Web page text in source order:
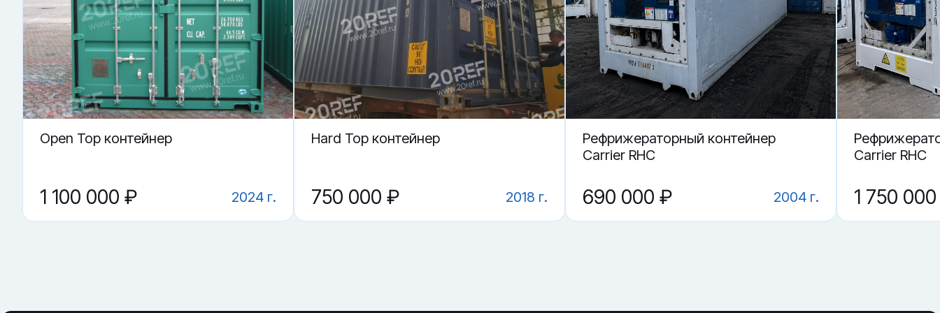
· контроль работы замков и закрывания дверей
Купить «Сухогрузный морской контейнер CICU 488002-4» в Находке.
▼ Подойдёт ли контейнер как склад?
▼ Можно ли использовать под переоборудование?
▼ Где купить Сухогрузный морской контейнер CICU 488002-4 в Находке?
▼ Что проверить перед покупкой?
▼ От чего зависит цена на Сухогрузный морской контейнер CICU 488002-4?
Open Top контейнер
1 100 000 ₽ 2024 г.
Hard Top контейнер
750 000 ₽ 2018 г.
Рефрижераторный контейнер
Carrier RHC
690 000 ₽ 2004 г.
Carrier RHC
1 750